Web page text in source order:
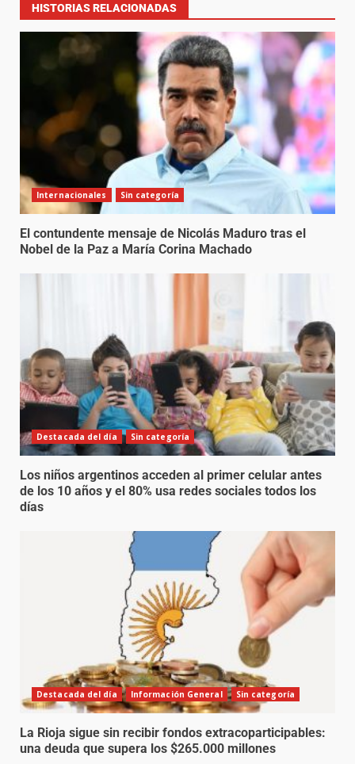
HISTORIAS RELACIONADAS
Internacionales Sin categoría
El contundente mensaje de Nicolás Maduro tras el
Nobel de la Paz a María Corina Machado
Destacada del día Sin categoría
Los niños argentinos acceden al primer celular antes
de los 10 años y el 80% usa redes sociales todos los
días
Destacada del día Información General Sin categoría
La Rioja sigue sin recibir fondos extracoparticipables:
una deuda que supera los $265.000 millones